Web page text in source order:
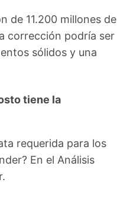
de 11.200 millones de
corrección podría ser
sólidos y una
tiene la
requerida para los
En el Análisis